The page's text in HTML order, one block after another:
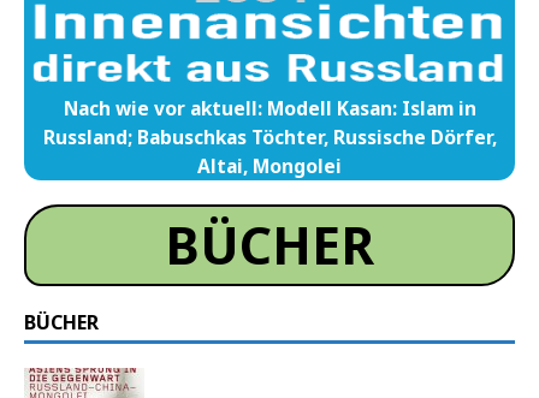
Nach wie vor aktuell: Modell Kasan: Islam in
Russland; Babuschkas Töchter, Russische Dörfer,
Altai, Mongolei
BÜCHER
BÜCHER